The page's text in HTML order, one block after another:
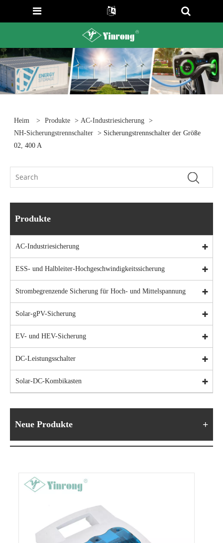
Heim > Produkte >AC-Industriesicherung >
NH-Sicherungstrennschalter > Sicherungstrennschalter der Größe
02, 400 A
Produkte
AC-Industriesicherung
ESS- und Halbleiter-Hochgeschwindigkeitssicherung
Strombegrenzende Sicherung für Hoch- und Mittelspannung
Solar-gPV-Sicherung
EV- und HEV-Sicherung
DC-Leistungsschalter
Solar-DC-Kombikasten
Neue Produkte